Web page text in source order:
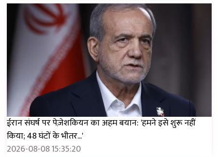
ईरान संघर्ष पर पेज़ेशकियन का अहम बयान: 'हमने इसे शुरू नहीं
किया; 48 घंटों के भीतर...'
2026-08-08 15:35:20